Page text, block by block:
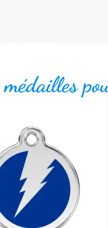
médailles